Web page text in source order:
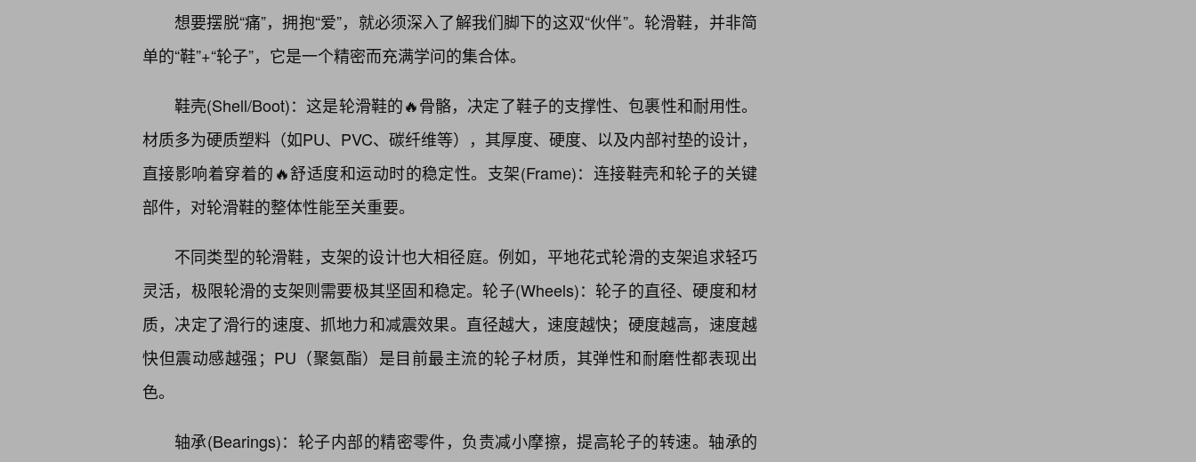
想要摆脱“痛”，拥抱“爱”，就必须深入了解我们脚下的这双“伙伴”。轮滑鞋，并非简
单的“鞋”+“轮子”，它是一个精密而充满学问的集合体。
鞋壳(Shell/Boot)：这是轮滑鞋的🔥骨骼，决定了鞋子的支撑性、包裹性和耐用性。
材质多为硬质塑料（如PU、PVC、碳纤维等），其厚度、硬度、以及内部衬垫的设计，
直接影响着穿着的🔥舒适度和运动时的稳定性。支架(Frame)：连接鞋壳和轮子的关键
部件，对轮滑鞋的整体性能至关重要。
不同类型的轮滑鞋，支架的设计也大相径庭。例如，平地花式轮滑的支架追求轻巧
灵活，极限轮滑的支架则需要极其坚固和稳定。轮子(Wheels)：轮子的直径、硬度和材
质，决定了滑行的速度、抓地力和减震效果。直径越大，速度越快；硬度越高，速度越
快但震动感越强；PU（聚氨酯）是目前最主流的轮子材质，其弹性和耐磨性都表现出
色。
轴承(Bearings)：轮子内部的精密零件，负责减小摩擦，提高轮子的转速。轴承的